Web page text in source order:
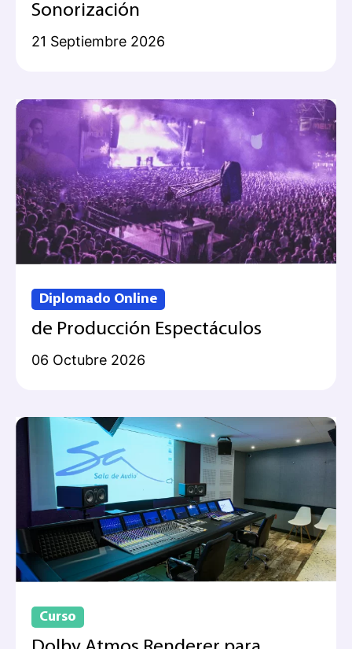
Sonorización
21 Septiembre 2026
Diplomado Online
de Producción Espectáculos
06 Octubre 2026
Curso